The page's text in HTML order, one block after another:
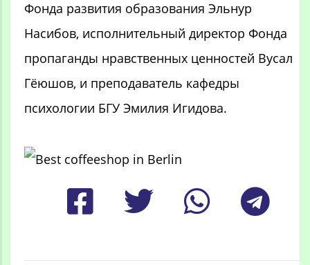
Фонда развития образования Эльнур
Насибов, исполнительный директор Фонда
пропаганды нравственных ценностей Вусал
Гёюшов, и преподаватель кафедры
психологии БГУ Эмилия Игидова.